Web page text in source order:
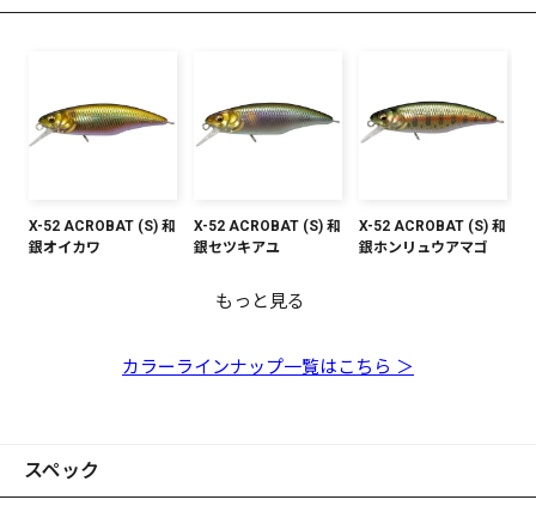
X-52 ACROBAT (S) 和
銀オイカワ
X-52 ACROBAT (S) 和
銀セツキアユ
X-52 ACROBAT (S) 和
銀ホンリュウアマゴ
もっと見る
カラーラインナップ一覧はこちら ＞
スペック